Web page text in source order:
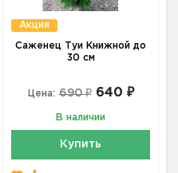
Акция
Саженец Туи Книжной до
30 см
Цена: 690 ₽ 640 ₽
В наличии
Купить